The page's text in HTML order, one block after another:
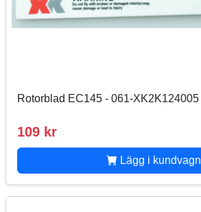
Rotorblad EC145 - 061-XK2K124005
109 kr
Lägg i kundvagn